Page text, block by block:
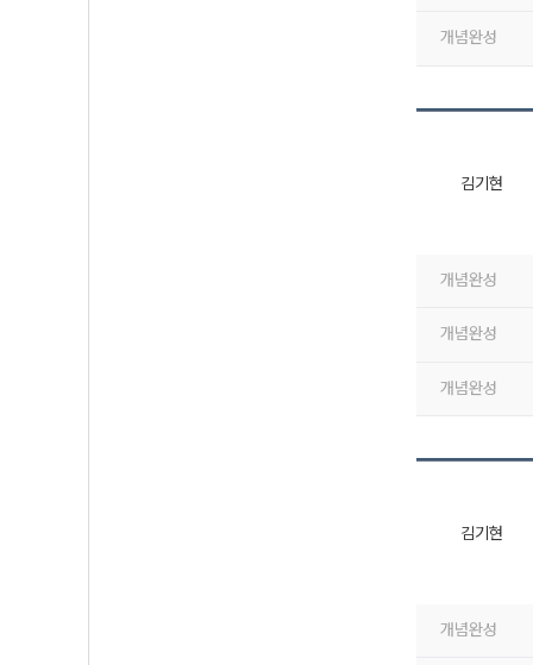
개념완성
김기현
개념완성
개념완성
개념완성
김기현
개념완성